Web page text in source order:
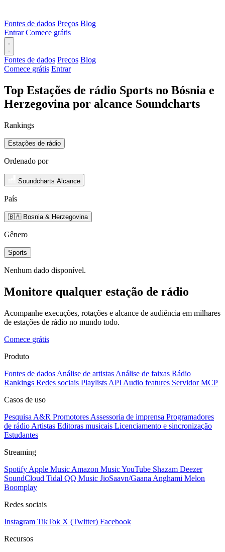
Fontes de dados Preços Blog
Entrar Comece grátis
Fontes de dados Preços Blog
Comece grátis Entrar
Top Estações de rádio Sports no Bósnia e
Herzegovina por alcance Soundcharts
Rankings
Estações de rádio
Ordenado por
Soundcharts Alcance
País
🇧🇦 Bosnia & Herzegovina
Gênero
Sports
Nenhum dado disponível.
Monitore qualquer estação de rádio
Acompanhe execuções, rotações e alcance de audiência em milhares
de estações de rádio no mundo todo.
Comece grátis
Produto
Fontes de dados Análise de artistas Análise de faixas Rádio
Rankings Redes sociais Playlists API Audio features Servidor MCP
Casos de uso
Pesquisa A&R Promotores Assessoria de imprensa Programadores
de rádio Artistas Editoras musicais Licenciamento e sincronização
Estudantes
Streaming
Spotify Apple Music Amazon MusicYouTube Shazam Deezer
SoundCloud Tidal QQ Music JioSaavn/Gaana Anghami Melon
Boomplay
Redes sociais
Instagram TikTok X (Twitter) Facebook
Recursos